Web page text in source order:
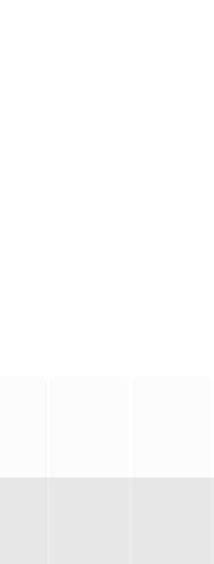
的黑猫罗睺，其真实身份竟是曾被
超常力量而收集、研究超自然现象的特殊机构。栖凤中
魔法的猫咪一同生活着。这只在出生前便失去亲生父母
展开。双使是一种成对的存在，被人类冠以“幽灵”、“怪
流星的勇者， 如今已成为女高中
教育。希塔拉起初试图逃跑，但她被教导了知识的重要
了 900 年的神秘阴阳师。生活在令和时代的女中学生
绝望深渊的幕府正统继承人——
能力，每当入睡就会成为无敌的特工！在梦境中为拯救
年，但凭借能够自由操控梦境的清醒梦能力，每当入睡